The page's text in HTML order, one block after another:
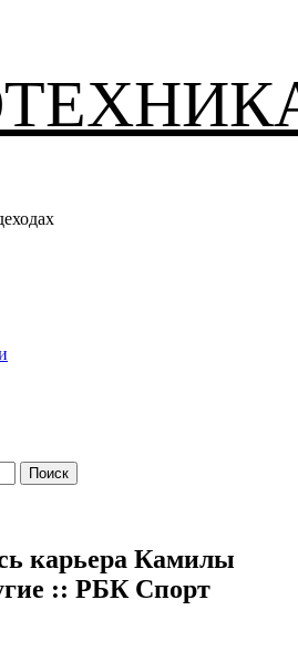
карьера Камилы
:: РБК Спорт